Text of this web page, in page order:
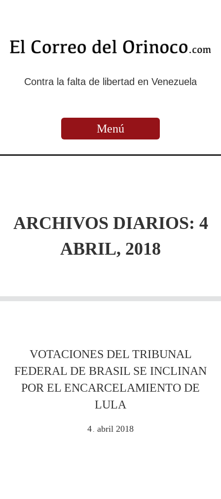
Contra la falta de libertad en Venezuela
Menú
ARCHIVOS DIARIOS: 4
ABRIL, 2018
VOTACIONES DEL TRIBUNAL
FEDERAL DE BRASIL SE INCLINAN
POR EL ENCARCELAMIENTO DE
LULA
4 . abril 2018